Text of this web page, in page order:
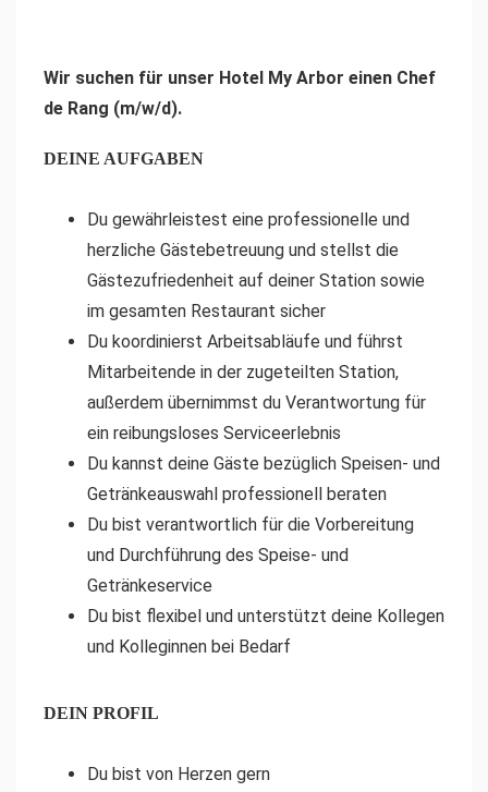
Wir suchen für unser Hotel My Arbor einen Chef
de Rang (m/w/d).
DEINE AUFGABEN
Du gewährleistest eine professionelle und
herzliche Gästebetreuung und stellst die
Gästezufriedenheit auf deiner Station sowie
im gesamten Restaurant sicher
Du koordinierst Arbeitsabläufe und führst
Mitarbeitende in der zugeteilten Station,
außerdem übernimmst du Verantwortung für
ein reibungsloses Serviceerlebnis
Du kannst deine Gäste bezüglich Speisen- und
Getränkeauswahl professionell beraten
Du bist verantwortlich für die Vorbereitung
und Durchführung des Speise- und
Getränkeservice
Du bist flexibel und unterstützt deine Kollegen
und Kolleginnen bei Bedarf
DEIN PROFIL
Du bist von Herzen gern